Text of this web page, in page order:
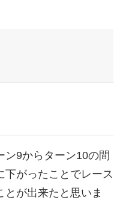
ン9からターン10の間
がったことでレース
が出来たと思いま